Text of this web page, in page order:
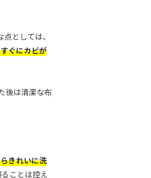
としては、
ぐにカビが
後は清潔な布
きれいに洗
ることは控え